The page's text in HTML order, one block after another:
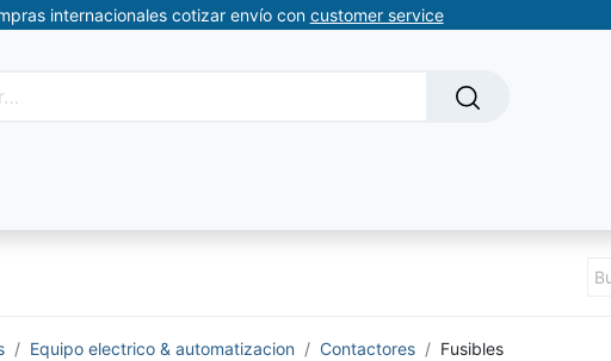
internacionales cotizar envío con customer service
Equipo electrico & automatizacion Contactores Fusibles